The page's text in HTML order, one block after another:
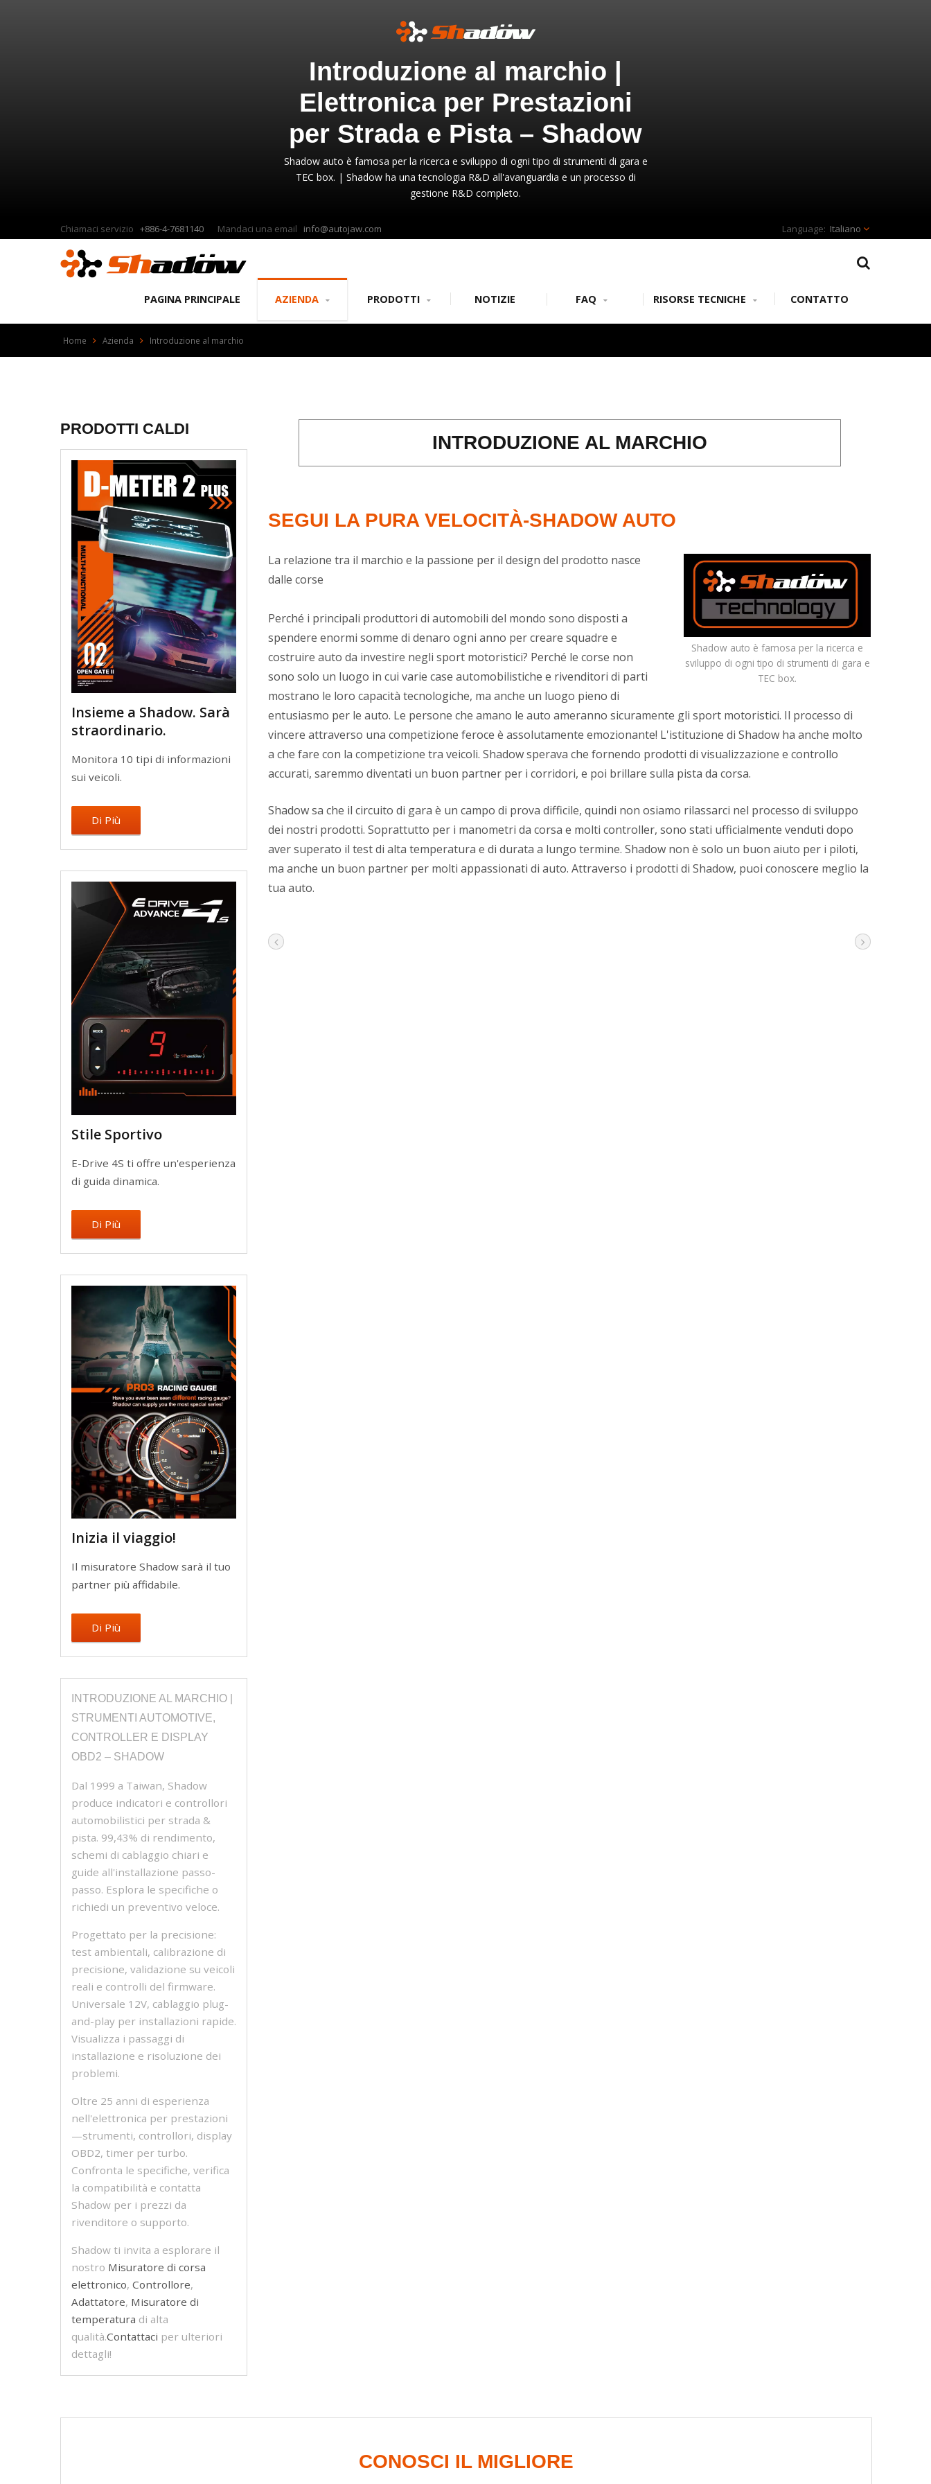
Introduzione al marchio |
Elettronica per Prestazioni
per Strada e Pista – Shadow
Shadow auto è famosa per la ricerca e sviluppo di ogni tipo di strumenti di gara e
TEC box. | Shadow ha una tecnologia R&D all'avanguardia e un processo di
gestione R&D completo.
Chiamaci servizio +886-4-7681140 Mandaci una email info@autojaw.com Italiano
PAGINA PRINCIPALE AZIENDA PRODOTTI NOTIZIE FAQ RISORSE TECNICHE CONTATTO
Home Azienda Introduzione al marchio
PRODOTTI CALDI
Insieme a Shadow. Sarà
straordinario.
Monitora 10 tipi di informazioni
sui veicoli.
Di Più
Stile Sportivo
E-Drive 4S ti offre un'esperienza
di guida dinamica.
Di Più
Inizia il viaggio!
Il misuratore Shadow sarà il tuo
partner più affidabile.
Di Più
INTRODUZIONE AL MARCHIO |
STRUMENTI AUTOMOTIVE,
CONTROLLER E DISPLAY
OBD2 – SHADOW
Dal 1999 a Taiwan, Shadow
produce indicatori e controllori
automobilistici per strada &
pista. 99,43% di rendimento,
schemi di cablaggio chiari e
guide all'installazione passo-
passo. Esplora le specifiche o
richiedi un preventivo veloce.
Progettato per la precisione:
test ambientali, calibrazione di
precisione, validazione su veicoli
reali e controlli del firmware.
Universale 12V, cablaggio plug-
and-play per installazioni rapide.
Visualizza i passaggi di
installazione e risoluzione dei
problemi.
Oltre 25 anni di esperienza
nell'elettronica per prestazioni
—strumenti, controllori, display
OBD2, timer per turbo.
Confronta le specifiche, verifica
la compatibilità e contatta
Shadow per i prezzi da
rivenditore o supporto.
Shadow ti invita a esplorare il
nostro Misuratore di corsa
elettronico, Controllore,
Adattatore, Misuratore di
temperatura di alta
qualità.Contattaci per ulteriori
dettagli!
INTRODUZIONE AL MARCHIO
SEGUI LA PURA VELOCITÀ-SHADOW AUTO
Shadow auto è famosa per la ricerca e
sviluppo di ogni tipo di strumenti di gara e
TEC box.
La relazione tra il marchio e la passione per il design del prodotto nasce
dalle corse
Perché i principali produttori di automobili del mondo sono disposti a
spendere enormi somme di denaro ogni anno per creare squadre e
costruire auto da investire negli sport motoristici? Perché le corse non
sono solo un luogo in cui varie case automobilistiche e rivenditori di parti
mostrano le loro capacità tecnologiche, ma anche un luogo pieno di
entusiasmo per le auto. Le persone che amano le auto ameranno sicuramente gli sport motoristici. Il processo di
vincere attraverso una competizione feroce è assolutamente emozionante! L'istituzione di Shadow ha anche molto
a che fare con la competizione tra veicoli. Shadow sperava che fornendo prodotti di visualizzazione e controllo
accurati, saremmo diventati un buon partner per i corridori, e poi brillare sulla pista da corsa.
Shadow sa che il circuito di gara è un campo di prova difficile, quindi non osiamo rilassarci nel processo di sviluppo
dei nostri prodotti. Soprattutto per i manometri da corsa e molti controller, sono stati ufficialmente venduti dopo
aver superato il test di alta temperatura e di durata a lungo termine. Shadow non è solo un buon aiuto per i piloti,
ma anche un buon partner per molti appassionati di auto. Attraverso i prodotti di Shadow, puoi conoscere meglio la
tua auto.
CONOSCI IL MIGLIORE